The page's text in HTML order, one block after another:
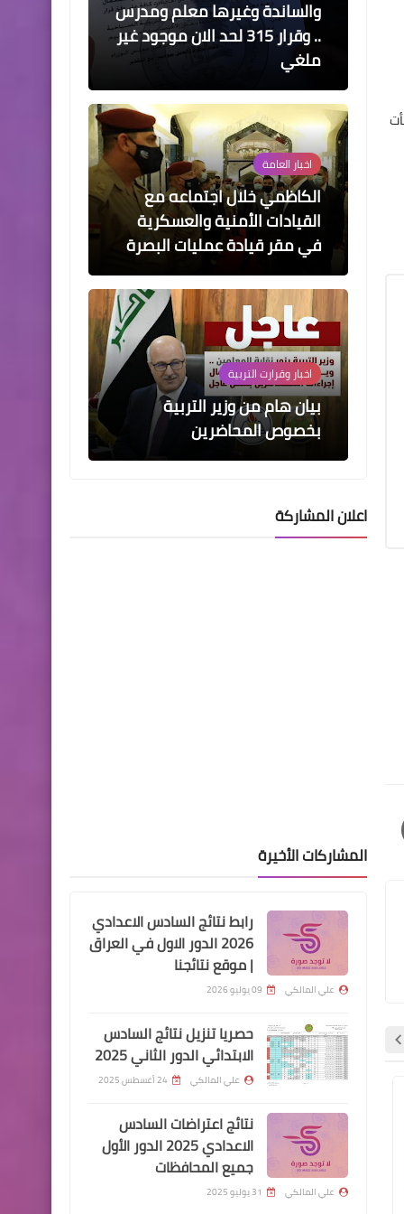
وزارة الداخلية
والساندة وغيرها معلم ومدرس
.. وقرار 315 لحد الان موجود غير
ملغي
اخبار العامة
الكاظمي خلال اجتماعه مع
القيادات الأمنية والعسكرية
في مقر قيادة عمليات البصرة
اخبار وقرارت التربية
بيان هام من وزير التربية
بخصوص المحاضرين
اخبار وقرارت التربية
وزارة التربية تؤكد تأجيل
الرواتب
مصرف الرافدين يباشر بتوزيع
رواتب الموظفين
الرواتب
مصرف الرشيد يعلن رفع رواتب
موظفي دوائر الدوله لشهر اب
اعلان المشاركة
المشاركات الأخيرة
رابط نتائج السادس الاعدادي
2026 الدور الاول في العراق
| موقع نتائجنا
علي المالكي 09 يوليو 2026
حصريا تنزيل نتائج السادس
الابتدائي الدور الثاني 2025
علي المالكي 24 أغسطس 2025
نتائج اعتراضات السادس
الاعدادي 2025 الدور الأول
جميع المحافظات
علي المالكي 31 يوليو 2025